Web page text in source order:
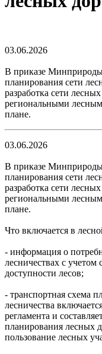
03.06.2026
В приказе
планирования сети
разработка сети
региональными
плане.
03.06.2026
В приказе
планирования сети
разработка сети
региональными
плане.
Что включается в
- информация о
лесничествах с
доступности лесов;
- транспортная схема
лесничества
регламента и
планирования лесных
пользование лесных